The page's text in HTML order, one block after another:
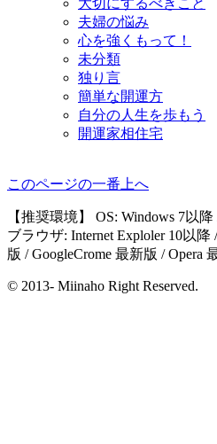
夫婦の悩み
心を強くもって！
未分類
独り言
簡単な開運方
自分の人生を歩もう
開運家相住宅
このページの一番上へ
【推奨環境】 OS: Windows 7以
ブラウザ: Internet Exploler 10以降
版 / GoogleCrome 最新版 / Opera
© 2013- Miinaho Right Reserved.